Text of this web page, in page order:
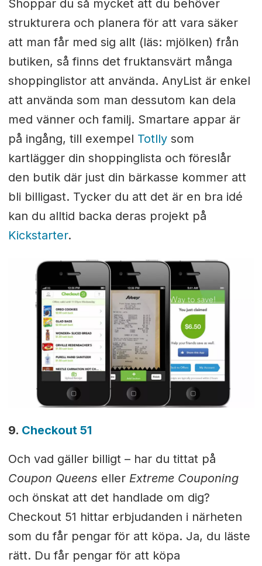
Shoppar du så mycket att du behöver
strukturera och planera för att vara säker
att man får med sig allt (läs: mjölken) från
butiken, så finns det fruktansvärt många
shoppinglistor att använda. AnyList är enkel
att använda som man dessutom kan dela
med vänner och familj. Smartare appar är
på ingång, till exempel Totllysom
kartlägger din shoppinglista och föreslår
den butik där just din bärkasse kommer att
bli billigast. Tycker du att det är en bra idé
kan du alltid backa deras projekt på
Kickstarter.
9. Checkout 51
Och vad gäller billigt – har du tittat på
Coupon Queens eller Extreme Couponing
och önskat att det handlade om dig?
Checkout 51 hittar erbjudanden i närheten
som du får pengar för att köpa. Ja, du läste
rätt. Du får pengar för att köpa